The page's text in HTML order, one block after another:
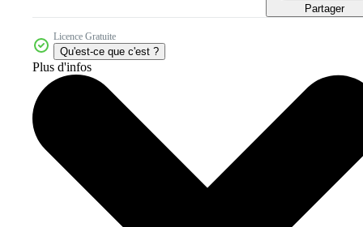
Partager
Licence Gratuite
Qu'est-ce que c'est ?
Plus d'infos